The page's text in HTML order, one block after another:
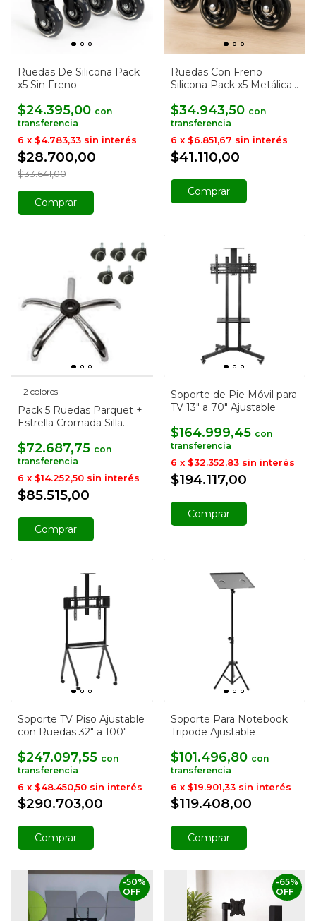
Ruedas De Silicona Pack
x5 Sin Freno
$24.395,00 con
$28.700,00
$33.641,00
6 x $4.783,33 sin interés
Ruedas Con Freno
Silicona Pack x5 Metálica
$34.943,50 con
$41.110,00
6 x $6.851,67 sin interés
2 colores
Pack 5 Ruedas Parquet +
Estrella Cromada Silla
$72.687,75 con
$85.515,00
6 x $14.252,50 sin interés
Comprar
Soporte de Pie Móvil para
TV 13" a 70" Ajustable
$164.999,45 con
$194.117,00
6 x $32.352,83 sin interés
Soporte TV Piso Ajustable
con Ruedas 32" a 100"
$247.097,55 con
$290.703,00
6 x $48.450,50 sin interés
Soporte Para Notebook
Tripode Ajustable
$101.496,80 con
$119.408,00
6 x $19.901,33 sin interés
-50%
OFF
-65%
OFF